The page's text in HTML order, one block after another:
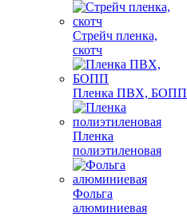
Стрейч пленка,
скотч
Пленка ПВХ, БОПП
Пленка
полиэтиленовая
Фольга
алюминиевая